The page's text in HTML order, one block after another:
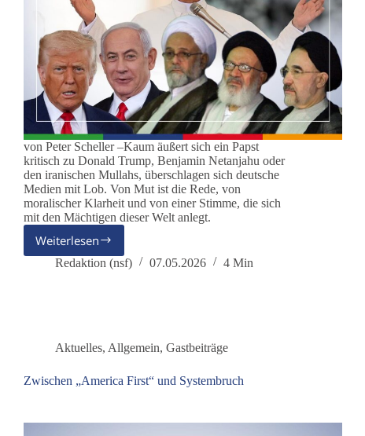
von Peter Scheller –Kaum äußert sich ein Papst
kritisch zu Donald Trump, Benjamin Netanjahu oder
den iranischen Mullahs, überschlagen sich deutsche
Medien mit Lob. Von Mut ist die Rede, von
moralischer Klarheit und von einer Stimme, die sich
mit den Mächtigen dieser Welt anlegt.
Weiterlesen
Wenn
Moral
Redaktion (nsf) 07.05.2026 4 Min
Aktuelles, Allgemein, Gastbeiträge
Zwischen „America First“ und Systembruch